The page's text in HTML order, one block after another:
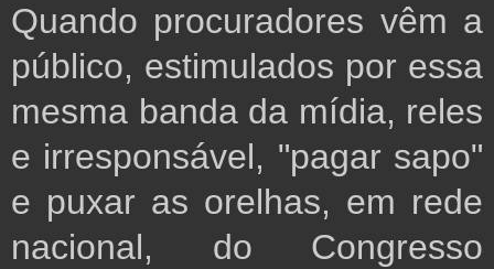
Quando procuradores vêm a
público, estimulados por essa
mesma banda da mídia, reles
e irresponsável, "pagar sapo"
e puxar as orelhas, em rede
nacional, do Congresso